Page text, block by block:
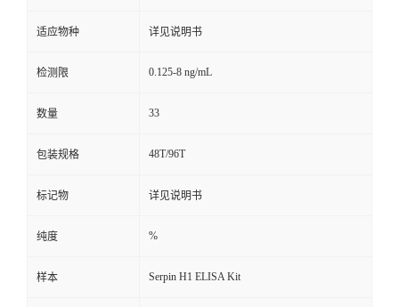
适应物种 详见说明书
检测限 0.125-8 ng/mL
数量 33
包装规格 48T/96T
标记物 详见说明书
纯度 %
样本 Serpin H1 ELISA Kit